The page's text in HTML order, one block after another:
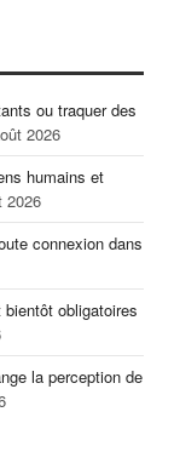
ou traquer des
2026
humains et
2026
connexion dans
obligatoires
la perception de